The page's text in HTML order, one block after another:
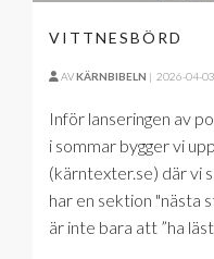
VITTNESBÖRD
AVKÄRNBIBELN | 2026-04-03
Inför lanseringen av
i sommar bygger vi
(kärntexter.se) där vi
har en sektion "nästa
är inte bara att ”ha läst